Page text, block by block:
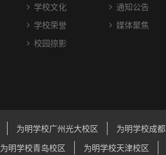
学校文化
学校荣誉
校园掠影
通知公告
媒体聚焦
为明学校广州光大校区 为明学校成
为明学校青岛校区 为明学校天津校区